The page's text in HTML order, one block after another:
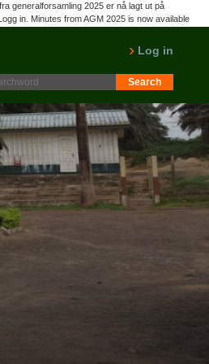
juridisk pharmacy norge
sammendrag
Log in
generalforsamling 2025 er nå lagt ut på
in. Minutes from AGM 2025 is now available